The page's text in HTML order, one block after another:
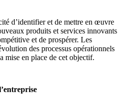
d’identifier et de mettre en œuvre
produits et services innovants
et de prospérer. Les
des processus opérationnels
mise en place de cet objectif.